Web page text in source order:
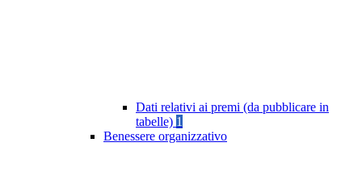
Dati relativi ai premi (da pubblicare in
tabelle) 1
Benessere organizzativo